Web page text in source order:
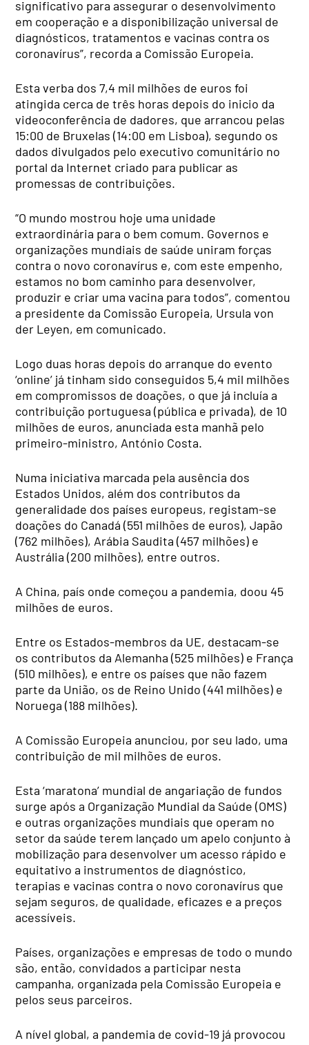
significativo para assegurar o desenvolvimento
em cooperação e a disponibilização universal de
diagnósticos, tratamentos e vacinas contra os
coronavírus”, recorda a Comissão Europeia.
Esta verba dos 7,4 mil milhões de euros foi
atingida cerca de três horas depois do inicio da
videoconferência de dadores, que arrancou pelas
15:00 de Bruxelas (14:00 em Lisboa), segundo os
dados divulgados pelo executivo comunitário no
portal da Internet criado para publicar as
promessas de contribuições.
“O mundo mostrou hoje uma unidade
extraordinária para o bem comum. Governos e
organizações mundiais de saúde uniram forças
contra o novo coronavírus e, com este empenho,
estamos no bom caminho para desenvolver,
produzir e criar uma vacina para todos”, comentou
a presidente da Comissão Europeia, Ursula von
der Leyen, em comunicado.
Logo duas horas depois do arranque do evento
‘online’ já tinham sido conseguidos 5,4 mil milhões
em compromissos de doações, o que já incluía a
contribuição portuguesa (pública e privada), de 10
milhões de euros, anunciada esta manhã pelo
primeiro-ministro, António Costa.
Numa iniciativa marcada pela ausência dos
Estados Unidos, além dos contributos da
generalidade dos países europeus, registam-se
doações do Canadá (551 milhões de euros), Japão
(762 milhões), Arábia Saudita (457 milhões) e
Austrália (200 milhões), entre outros.
A China, país onde começou a pandemia, doou 45
milhões de euros.
Entre os Estados-membros da UE, destacam-se
os contributos da Alemanha (525 milhões) e França
(510 milhões), e entre os países que não fazem
parte da União, os de Reino Unido (441 milhões) e
Noruega (188 milhões).
A Comissão Europeia anunciou, por seu lado, uma
contribuição de mil milhões de euros.
Esta ‘maratona’ mundial de angariação de fundos
surge após a Organização Mundial da Saúde (OMS)
e outras organizações mundiais que operam no
setor da saúde terem lançado um apelo conjunto à
mobilização para desenvolver um acesso rápido e
equitativo a instrumentos de diagnóstico,
terapias e vacinas contra o novo coronavírus que
sejam seguros, de qualidade, eficazes e a preços
acessíveis.
Países, organizações e empresas de todo o mundo
são, então, convidados a participar nesta
campanha, organizada pela Comissão Europeia e
pelos seus parceiros.
A nível global, a pandemia de covid-19 já provocou